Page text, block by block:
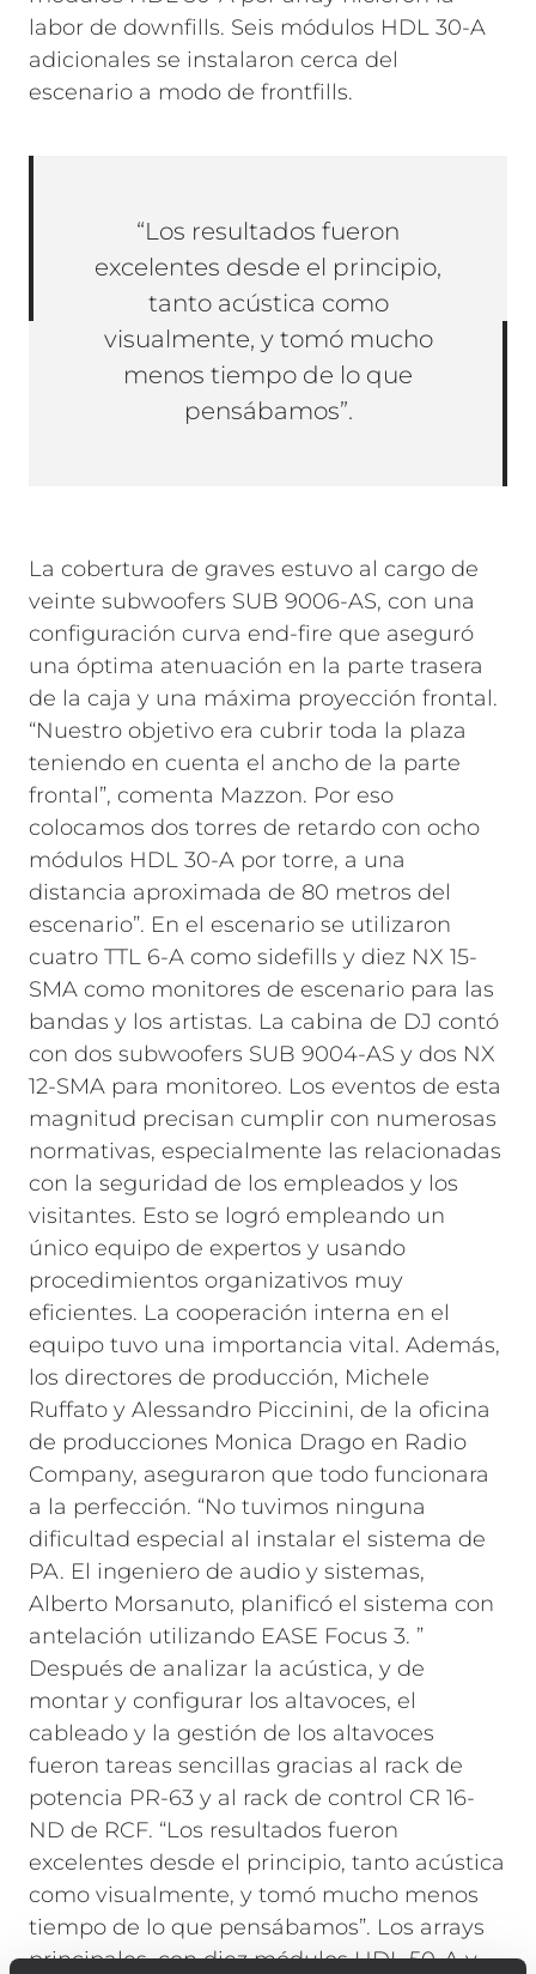
labor de downfills. Seis módulos HDL 30-A
adicionales se instalaron cerca del
escenario a modo de frontfills.
“Los resultados fueron
excelentes desde el principio,
tanto acústica como
visualmente, y tomó mucho
menos tiempo de lo que
pensábamos”.
La cobertura de graves estuvo al cargo de
veinte subwoofers SUB 9006-AS, con una
configuración curva end-fire que aseguró
una óptima atenuación en la parte trasera
de la caja y una máxima proyección frontal.
“Nuestro objetivo era cubrir toda la plaza
teniendo en cuenta el ancho de la parte
frontal”, comenta Mazzon. Por eso
colocamos dos torres de retardo con ocho
módulos HDL 30-A por torre, a una
distancia aproximada de 80 metros del
escenario”. En el escenario se utilizaron
cuatro TTL 6-A como sidefills y diez NX 15-
SMA como monitores de escenario para las
bandas y los artistas. La cabina de DJ contó
con dos subwoofers SUB 9004-AS y dos NX
12-SMA para monitoreo. Los eventos de esta
magnitud precisan cumplir con numerosas
normativas, especialmente las relacionadas
con la seguridad de los empleados y los
visitantes. Esto se logró empleando un
único equipo de expertos y usando
procedimientos organizativos muy
eficientes. La cooperación interna en el
equipo tuvo una importancia vital. Además,
los directores de producción, Michele
Ruffato y Alessandro Piccinini, de la oficina
de producciones Monica Drago en Radio
Company, aseguraron que todo funcionara
a la perfección. “No tuvimos ninguna
dificultad especial al instalar el sistema de
PA. El ingeniero de audio y sistemas,
Alberto Morsanuto, planificó el sistema con
antelación utilizando EASE Focus 3. ”
Después de analizar la acústica, y de
montar y configurar los altavoces, el
cableado y la gestión de los altavoces
fueron tareas sencillas gracias al rack de
potencia PR-63 y al rack de control CR 16-
ND de RCF. “Los resultados fueron
excelentes desde el principio, tanto acústica
como visualmente, y tomó mucho menos
tiempo de lo que pensábamos”. Los arrays
principales, con diez módulos HDL 50-A y